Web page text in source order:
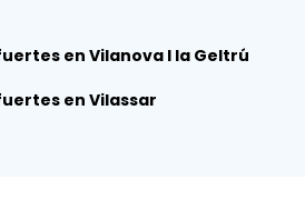
en Vilanova I la Geltrú
en Vilassar